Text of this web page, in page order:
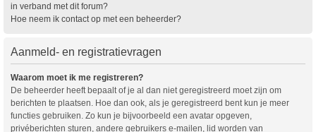
in verband met dit forum?
Hoe neem ik contact op met een beheerder?
Aanmeld- en registratievragen
Waarom moet ik me registreren?
De beheerder heeft bepaalt of je al dan niet geregistreerd moet zijn om
berichten te plaatsen. Hoe dan ook, als je geregistreerd bent kun je meer
functies gebruiken. Zo kun je bijvoorbeeld een avatar opgeven,
privéberichten sturen, andere gebruikers e-mailen, lid worden van